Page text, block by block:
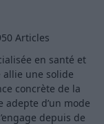
Articles
en santé et
allie une solide
concrète de la
d’un mode
depuis de